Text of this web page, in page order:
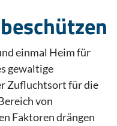
einmal Heim für
gewaltige
Zufluchtsort für die
von
Faktoren drängen